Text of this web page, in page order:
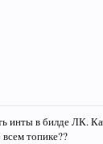
инты в билде ЛК.
топике??